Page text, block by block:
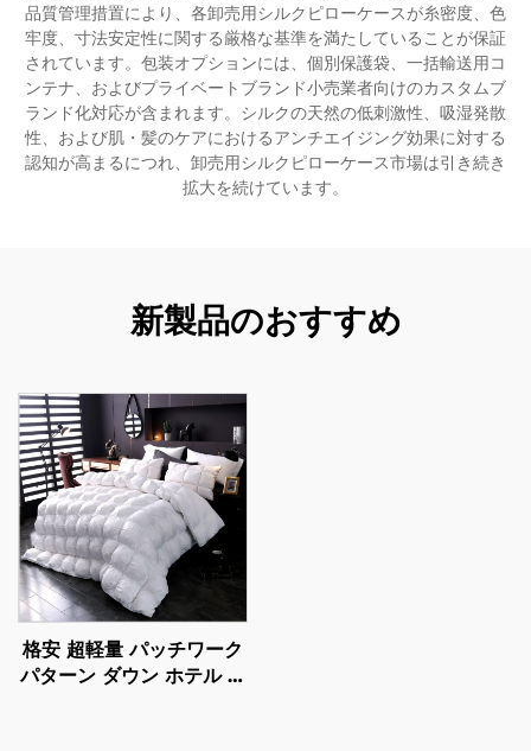
品質管理措置により、各卸売用シルクピローケースが糸密度、色
牢度、寸法安定性に関する厳格な基準を満たしていることが保証
されています。包装オプションには、個別保護袋、一括輸送用コ
ンテナ、およびプライベートブランド小売業者向けのカスタムブ
ランド化対応が含まれます。シルクの天然の低刺激性、吸湿発散
性、および肌・髪のケアにおけるアンチエイジング効果に対する
認知が高まるにつれ、卸売用シルクピローケース市場は引き続き
拡大を続けています。
新製品のおすすめ
格安 超軽量 パッチワーク
パターン ダウン ホテル 羽